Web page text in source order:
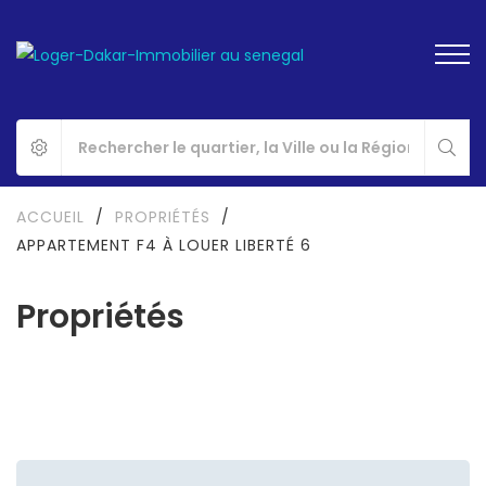
Propriétés
ACCUEIL / PROPRIÉTÉS
/
APPARTEMENT F4 À LOUER LIBERTÉ 6